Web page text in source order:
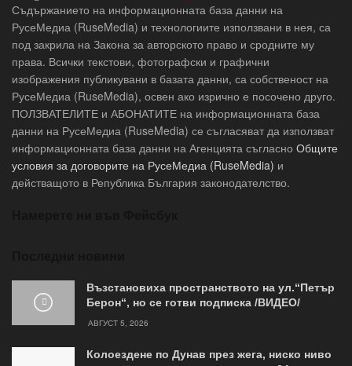
Съдържанието на информационната база данни на
РусеМедиа (RuseMedia) и технологиите използвани в нея, са
под закрила на Закона за авторското право и сродните му
права. Всички текстови, фотографски и графични
изображения публикувани в базата данни, са собственост на
РусеМедиа (RuseMedia), освен ако изрично е посочено друго.
ПОЛЗВАТЕЛИТЕ и АБОНАТИТЕ на информационната база
данни на РусеМедиа (RuseMedia) се съгласяват да използват
информационната база данни на Агенцията съгласно Общите
условия за договорите на РусеМедиа (RuseMedia) и
действащото в Република България законодателство.
Възстановиха пространството на ул.“Петър
Берон“, но се готви подписка /ВИДЕО/
АВГУСТ 5, 2026
Колоездене по Дунав през жега, ниско ниво